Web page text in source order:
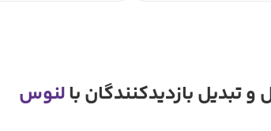
تبدیل بازدیدکنندگان بالنوس